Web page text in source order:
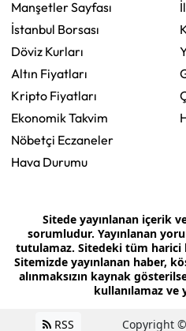
Manşetler Sayfası
İstanbul Borsası
Döviz Kurları
Altın Fiyatları
Kripto Fiyatları
Ekonomik Takvim
Nöbetçi Eczaneler
Hava Durumu
Sitede yayınlanan içerik
sorumludur. Yayınlanan
tutulamaz. Sitedeki tüm harici
Sitemizde yayınlanan haber,
alınmaksızın kaynak
kullanılamaz ve
RSS Copyright ©